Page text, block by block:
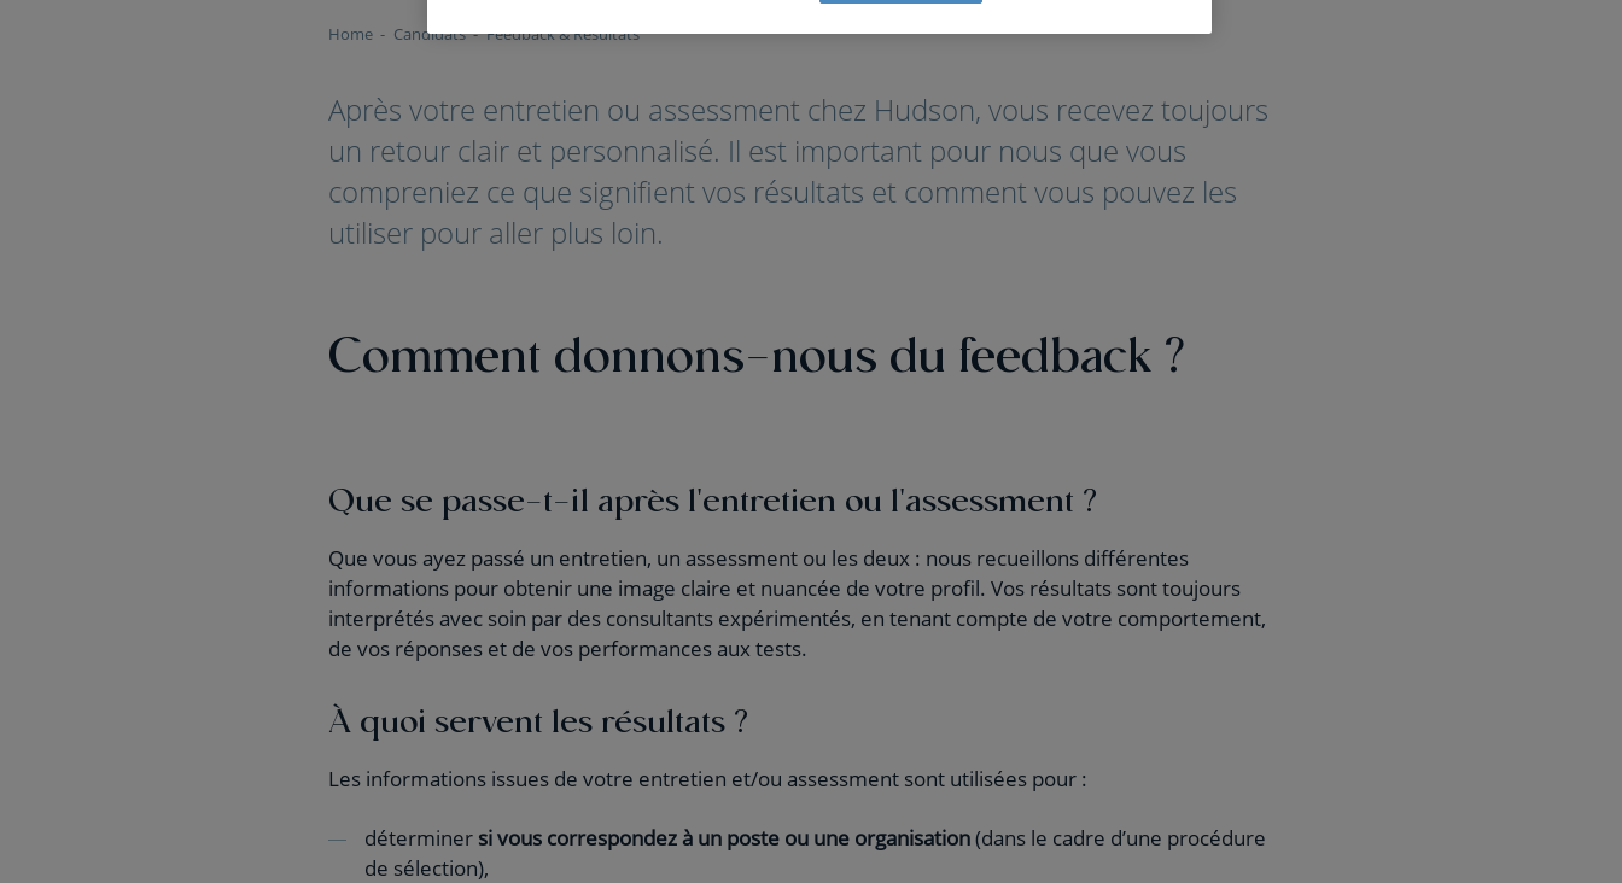
Home Candidats Feedback & Résultats
Après votre entretien ou assessment chez Hudson, vous recevez toujours
un retour clair et personnalisé. Il est important pour nous que vous
compreniez ce que signifient vos résultats et comment vous pouvez les
utiliser pour aller plus loin.
Comment donnons-nous du feedback ?
Que se passe-t-il après l'entretien ou l'assessment ?
Que vous ayez passé un entretien, un assessment ou les deux : nous recueillons différentes
informations pour obtenir une image claire et nuancée de votre profil. Vos résultats sont toujours
interprétés avec soin par des consultants expérimentés, en tenant compte de votre comportement,
de vos réponses et de vos performances aux tests.
À quoi servent les résultats ?
Les informations issues de votre entretien et/ou assessment sont utilisées pour :
déterminer si vous correspondez à un poste ou une organisation(dans le cadre d’une procédure
de sélection),